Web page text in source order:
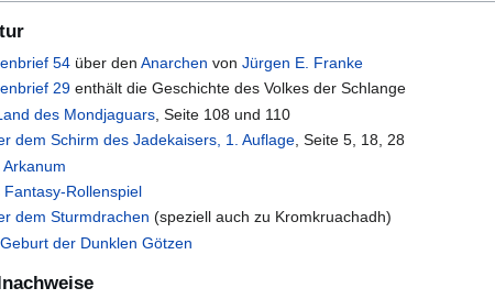
54 über denAnarchen vonJürgen E. Franke
29 enthält die Geschichte des Volkes der Schlange
des Mondjaguars , Seite 108 und 110
dem Schirm des Jadekaisers, 1. Auflage , Seite 5, 18, 28
Arkanum
Fantasy-Rollenspiel
dem Sturmdrachen (speziell auch zu Kromkruachadh)
der Dunklen Götzen